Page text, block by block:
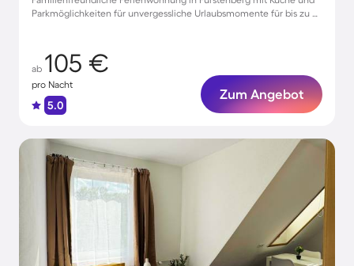
Parkmöglichkeiten für unvergessliche Urlaubsmomente für bis zu 4
ab 105 €
pro Nacht
5.0
Zum Angebot